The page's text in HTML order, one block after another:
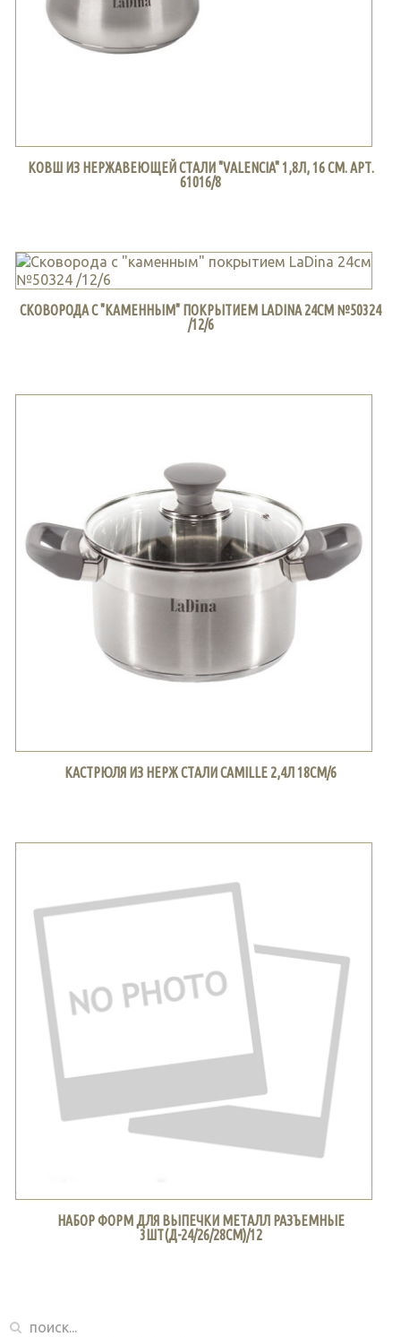
КОВШ ИЗ НЕРЖАВЕЮЩЕЙ СТАЛИ "VALENCIA" 1,8Л, 16 СМ. АРТ.
61016/8
СКОВОРОДА С "КАМЕННЫМ" ПОКРЫТИЕМ LADINA 24СМ №50324
/12/6
КАСТРЮЛЯ ИЗ НЕРЖ СТАЛИ CAMILLE 2,4Л 18СМ/6
НАБОР ФОРМ ДЛЯ ВЫПЕЧКИ МЕТАЛЛ РАЗЪЕМНЫЕ
3ШТ(Д-24/26/28СМ)/12